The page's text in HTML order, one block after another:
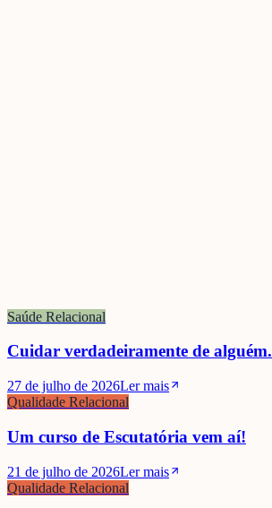
Saúde Relacional
Cuidar verdadeiramente de alguém.
27 de julho de 2026Ler mais
Qualidade Relacional
Um curso de Escutatória vem aí!
21 de julho de 2026Ler mais
Qualidade Relacional